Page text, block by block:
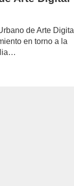
de Arte Digital
en torno a la